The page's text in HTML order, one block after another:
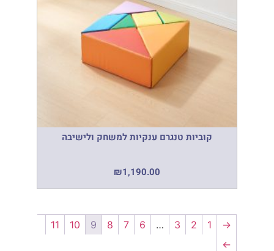
קוביות טנגרם ענקיות למשחק ולישיבה
₪1,190.00
→
1
2
3
…
6
7
8
9
10
11
←